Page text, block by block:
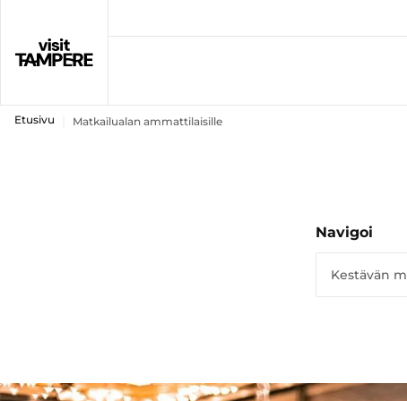
Etusivu Matkailualan ammattilaisille
Navigoi
Kestävän